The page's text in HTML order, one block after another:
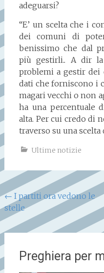
adeguarsi?
“E’ un scelta che i
dei comuni di
benissimo che dal
più gestirli.. A dir
problemi a gestir dei
dati che forniscono i
magari vecchi o non
ha una percentuale
alta. Per cui credo di
traverso su una scelta
Ultime notizie
Navigazione
articoli
← I partiti ora vedono le
stelle
Preghiera per